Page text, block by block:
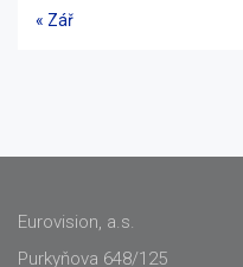
« Zář
Eurovision, a.s.
Purkyňova 648/125